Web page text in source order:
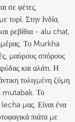
σε φέτες,
τυρί. Στην Ινδία,
ρεβίθια - alu chat,
Το Murkha
μαύρους σπόρους
και αλάτι. Η
τυλιγμένη ζύμη
mutabak. Το
lecha μας. Είναι ένα
πιάτα με